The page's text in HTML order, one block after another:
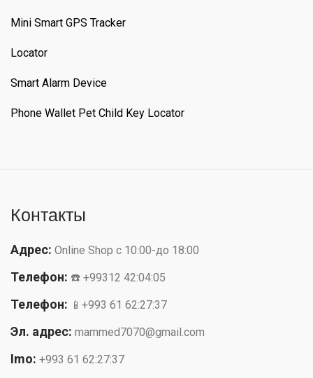
Mini Smart GPS Tracker
Locator
Smart Alarm Device
Phone Wallet Pet Child Key Locator
Контакты
Адрес: Online Shop с 10:00-до 18:00
Телефон: ☎️ +99312 42:04:05
Телефон: 📱+993 61 62:27:37
Эл. адрес: mammed7070@gmail.com
Imo: +993 61 62:27:37